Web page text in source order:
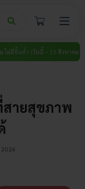
นนี้ – 15 สิงหาคม นี้ เท่านั้น)
สายสุขภาพ